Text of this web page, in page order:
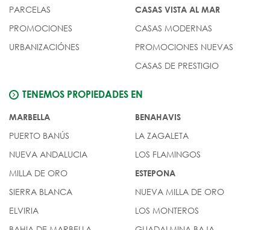
PARCELAS
PROMOCIONES
URBANIZACIÓNES
CASAS VISTA AL MAR
CASAS MODERNAS
PROMOCIONES NUEVAS
CASAS DE PRESTIGIO
TENEMOS PROPIEDADES EN
MARBELLA
PUERTO BANÚS
NUEVA ANDALUCIA
MILLA DE ORO
SIERRA BLANCA
ELVIRIA
BENAHAVIS
LA ZAGALETA
LOS FLAMINGOS
ESTEPONA
NUEVA MILLA DE ORO
LOS MONTEROS